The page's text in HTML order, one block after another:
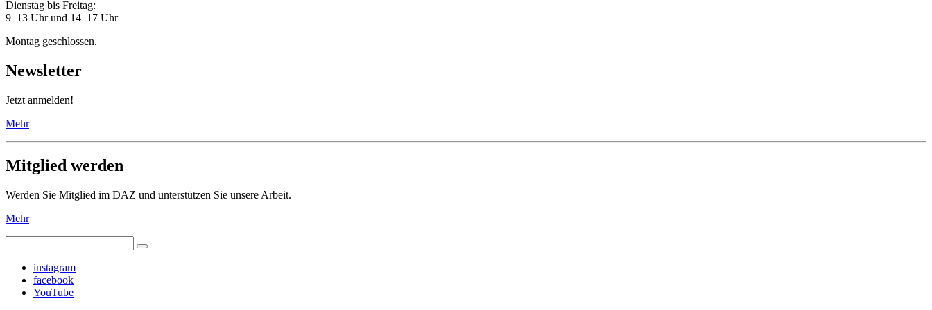
Dienstag bis Freitag:
9–13 Uhr und 14–17 Uhr
Montag geschlossen.
Newsletter
Jetzt anmelden!
Mehr
Mitglied werden
Werden Sie Mitglied im DAZ und unterstützen Sie unsere Arbeit.
Mehr
instagram
facebook
YouTube